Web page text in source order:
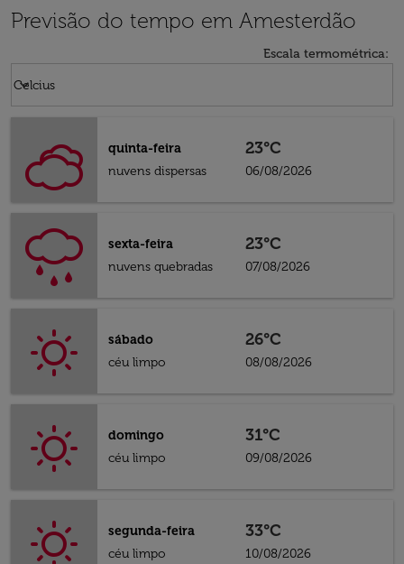
Previsão do tempo em Amesterdão
Escala termométrica:
Celcius
keyboard_arrow_down
quinta-feira
nuvens dispersas
23°C
06/08/2026
sexta-feira
nuvens quebradas
23°C
07/08/2026
sábado
céu limpo
26°C
08/08/2026
domingo
céu limpo
31°C
09/08/2026
segunda-feira
céu limpo
33°C
10/08/2026